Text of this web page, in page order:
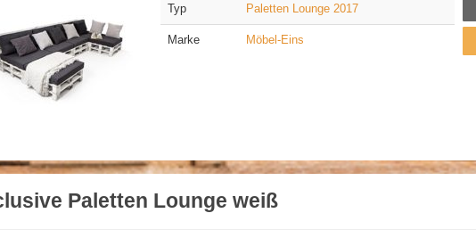
Typ Paletten Lounge 2017
Marke Möbel-Eins
Paletten Lounge weiß